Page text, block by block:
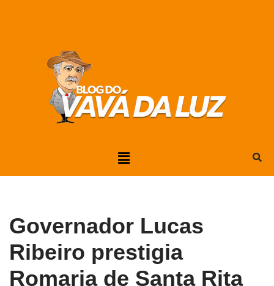
Governador Lucas
Ribeiro prestigia
Romaria de Santa Rita